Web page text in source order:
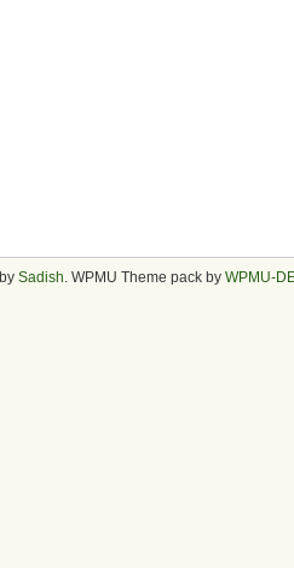
Sadish . WPMU Theme pack by WPMU-